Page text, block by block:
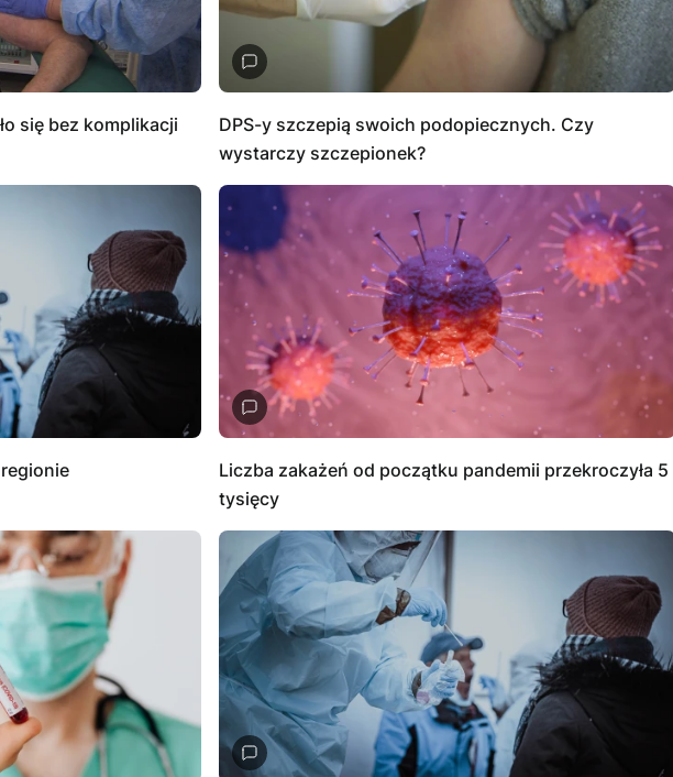
się bez komplikacji
DPS-y szczepią swoich podopiecznych. Czy
wystarczy szczepionek?
Liczba zakażeń od początku pandemii przekroczyła 5
tysięcy